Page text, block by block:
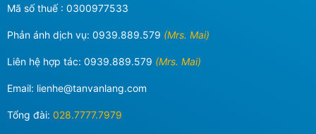
Mã số thuế : 0300977533
Phản ánh dịch vụ: 0939.889.579 (Mrs. Mai)
Liên hệ hợp tác: 0939.889.579 (Mrs. Mai)
Email: lienhe@tanvanlang.com
Tổng đài: 028.7777.7979